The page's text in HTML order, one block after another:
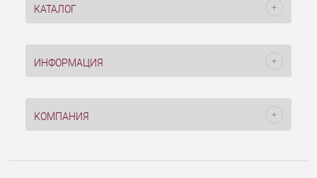
КАТАЛОГ
ИНФОРМАЦИЯ
КОМПАНИЯ